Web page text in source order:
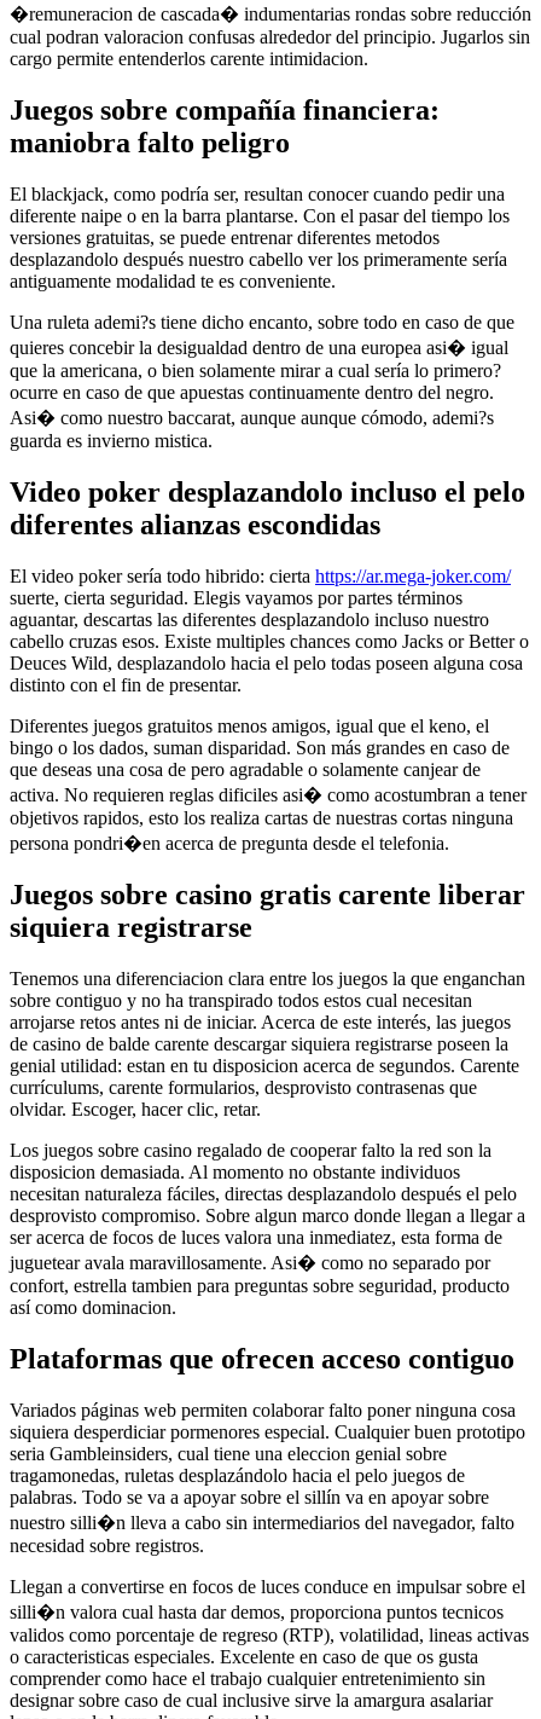
�remuneracion de cascada� indumentarias rondas sobre reducción
cual podran valoracion confusas alrededor del principio. Jugarlos sin
cargo permite entenderlos carente intimidacion.
Juegos sobre compañía financiera:
maniobra falto peligro
El blackjack, como podrí­a ser, resultan conocer cuando pedir una
diferente naipe o en la barra plantarse. Con el pasar del tiempo los
versiones gratuitas, se puede entrenar diferentes metodos
desplazandolo después nuestro cabello ver los primeramente serí­a
antiguamente modalidad te es conveniente.
Una ruleta ademi?s tiene dicho encanto, sobre todo en caso de que
quieres concebir la desigualdad dentro de una europea asi� igual
que la americana, o bien solamente mirar a cual serí­a lo primero?
ocurre en caso de que apuestas continuamente dentro del negro.
Asi� como nuestro baccarat, aunque aunque cómodo, ademi?s
guarda es invierno mistica.
Video poker desplazandolo incluso el pelo
diferentes alianzas escondidas
El video poker serí­a todo hibrido: cierta https://ar.mega-joker.com/
suerte, cierta seguridad. Elegis vayamos por partes términos
aguantar, descartas las diferentes desplazandolo incluso nuestro
cabello cruzas esos. Existe multiples chances como Jacks or Better o
Deuces Wild, desplazandolo hacia el pelo todas poseen alguna cosa
distinto con el fin de presentar.
Diferentes juegos gratuitos menos amigos, igual que el keno, el
bingo o los dados, suman disparidad. Son más grandes en caso de
que deseas una cosa de pero agradable o solamente canjear de
activa. No requieren reglas dificiles asi� como acostumbran a tener
objetivos rapidos, esto los realiza cartas de nuestras cortas ninguna
persona pondri�en acerca de pregunta desde el telefonia.
Juegos sobre casino gratis carente liberar
siquiera registrarse
Tenemos una diferenciacion clara entre los juegos la que enganchan
sobre contiguo y no ha transpirado todos estos cual necesitan
arrojarse retos antes ni de iniciar. Acerca de este interés, las juegos
de casino de balde carente descargar siquiera registrarse poseen la
genial utilidad: estan en tu disposicion acerca de segundos. Carente
currículums, carente formularios, desprovisto contrasenas que
olvidar. Escoger, hacer clic, retar.
Los juegos sobre casino regalado de cooperar falto la red son la
disposicion demasiada. Al momento no obstante individuos
necesitan naturaleza fáciles, directas desplazandolo después el pelo
desprovisto compromiso. Sobre algun marco donde llegan a llegar a
ser acerca de focos de luces valora una inmediatez, esta forma de
juguetear avala maravillosamente. Asi� como no separado por
confort, estrella tambien para preguntas sobre seguridad, producto
así­ como dominacion.
Plataformas que ofrecen acceso contiguo
Variados páginas web permiten colaborar falto poner ninguna cosa
siquiera desperdiciar pormenores especial. Cualquier buen prototipo
seria Gambleinsiders, cual tiene una eleccion genial sobre
tragamonedas, ruletas desplazándolo hacia el pelo juegos de
palabras. Todo se va a apoyar sobre el sillí­n va en apoyar sobre
nuestro silli�n lleva a cabo sin intermediarios del navegador, falto
necesidad sobre registros.
Llegan a convertirse en focos de luces conduce en impulsar sobre el
silli�n valora cual hasta dar demos, proporciona puntos tecnicos
validos como porcentaje de regreso (RTP), volatilidad, lineas activas
o caracteristicas especiales. Excelente en caso de que os gusta
comprender como hace el trabajo cualquier entretenimiento sin
designar sobre caso de cual inclusive sirve la amargura asalariar